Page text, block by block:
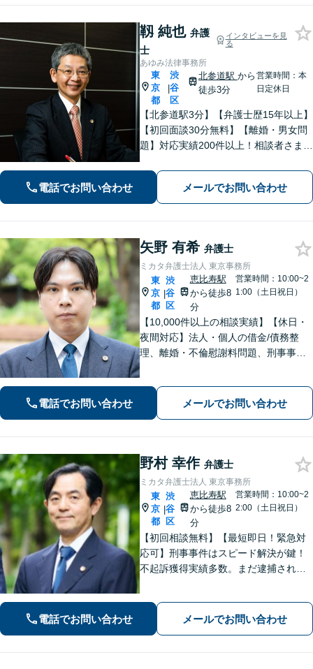
靱 純也 弁護
士
インタビューを見
る
あゆみ法律事務所
東
京
都
|
渋
谷
区
北参道駅 から
徒歩3分
営業時間：本
日定休日
【北参道駅3分】【弁護士歴15年以上】
【初回面談30分無料】【離婚・男女問
題】対応実績200件以上！相談者さまが
通事故】後遺障害等級非該当から高次
脳機能障害などの高額賠償まで解決実
績多数！
電話でお問い合わせ メールでお問い合わせ
矢野 有希 弁護士
ミカタ弁護士法人 東京事務所
東
京
都
|
渋
谷
区
恵比寿駅
から徒歩8
分
営業時間：10:00~2
1:00（土日祝日）
【10,000件以上の相談実績】【休日・
夜間対応】法人・個人の借金/債務整
理、離婚・不倫慰謝料問題、刑事事
応いたします。
電話でお問い合わせ メールでお問い合わせ
野村 幸作 弁護士
ミカタ弁護士法人 東京事務所
東
京
都
|
渋
谷
区
恵比寿駅
から徒歩8
分
営業時間：10:00~2
2:00（土日祝日）
【初回相談無料】【最短即日！緊急対
応可】刑事事件はスピード解決が鍵！
不起訴獲得実績多数。まだ逮捕されて
で電話受付中！【恵比寿駅8分】【休
日・夜間対応】
電話でお問い合わせ メールでお問い合わせ